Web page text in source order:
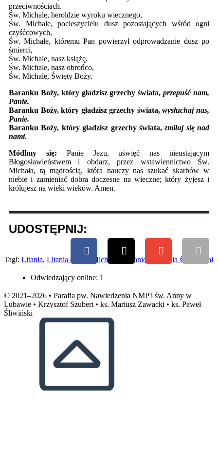
przeciwnościach.
Św. Michale, heroldzie wyroku wiecznego,
Św. Michale, pocieszycielu dusz pozostających wśród ogni
czyśćcowych,
Św. Michale, któremu Pan powierzył odprowadzanie dusz po
śmierci,
Św. Michale, nasz książę,
Św. Michale, nasz obrońco,
Św. Michale, Święty Boży.
Baranku Boży, który gładzisz grzechy świata,przepuść nam,
Panie.
Baranku Boży, który gładzisz grzechy świata,wysłuchaj nas,
Panie.
Baranku Boży, który gładzisz grzechy świata,zmiłuj się nad
nami.
Módlmy się: Panie Jezu, uświęć nas nieustającym
Błogosławieństwem i obdarz, przez wstawiennictwo Św.
Michała, tą mądrością, która nauczy nas szukać skarbów w
niebie i zamieniać dobra doczesne na wieczne; który żyjesz i
królujesz na wieki wieków. Amen.
UDOSTĘPNIJ:
Tagi: Litania, Litania do św. Michała Archanioła Litania św. Michał
Odwiedzający online: 1
© 2021–2026 • Parafia pw. Nawiedzenia NMP i św. Anny w
Lubawie • Krzysztof Szubert • ks. Mariusz Zawacki • ks. Paweł
Śliwiński